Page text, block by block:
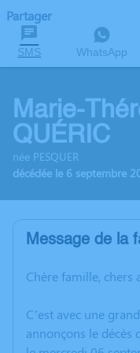
Partager
SMS WhatsApp
Marie-
QUÉRIC
née PESQUER
décédée le 6 septembre
Message de la
Chère famille, chers
C’est avec une
annonçons le décès